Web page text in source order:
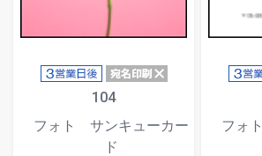
104
フォト サンキューカー
ド
フォ